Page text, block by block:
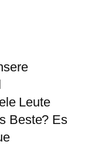
Leute
Beste? Es